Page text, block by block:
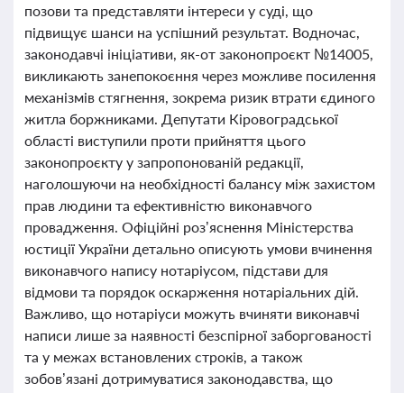
позови та представляти інтереси у суді, що
підвищує шанси на успішний результат. Водночас,
законодавчі ініціативи, як-от законопроєкт №14005,
викликають занепокоєння через можливе посилення
механізмів стягнення, зокрема ризик втрати єдиного
житла боржниками. Депутати Кіровоградської
області виступили проти прийняття цього
законопроєкту у запропонованій редакції,
наголошуючи на необхідності балансу між захистом
прав людини та ефективністю виконавчого
провадження. Офіційні роз’яснення Міністерства
юстиції України детально описують умови вчинення
виконавчого напису нотаріусом, підстави для
відмови та порядок оскарження нотаріальних дій.
Важливо, що нотаріуси можуть вчиняти виконавчі
написи лише за наявності безспірної заборгованості
та у межах встановлених строків, а також
зобов’язані дотримуватися законодавства, що